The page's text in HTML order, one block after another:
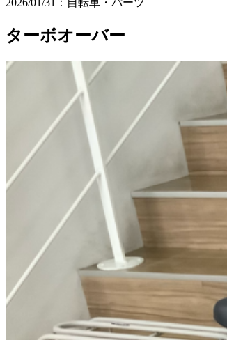
2026/01/31：自転車・パーツ
ターボオーバー